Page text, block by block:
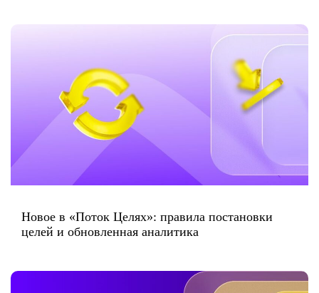
Новое в «Поток Целях»: правила постановки
целей и обновленная аналитика